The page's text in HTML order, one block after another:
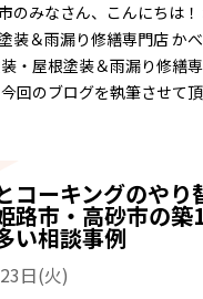
のみなさん、こんにちは
装＆雨漏り修繕専門店 か
・屋根塗装＆雨漏り修繕
回のブログを執筆させて
コーキングのやり
路市・高砂市の築
い相談事例
日(火)